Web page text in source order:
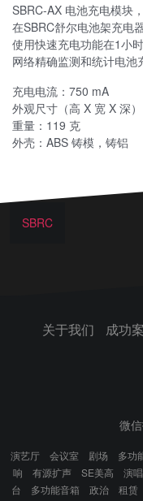
SBRC-AX 电池充电模块
在SBRC舒尔电池架充电
使用快速充电功能在1小
网络精确监测和统计电池
充电电流：750 mA
外观尺寸（高 X 宽 X 深
重量：119 克
外壳：ABS 铸模，铸铝
SBRC
关于我们 成功
微
演艺厅 会议室 剧场 多功
响
有源扩声 SE美高 演
台
多功能音箱 政治 租赁